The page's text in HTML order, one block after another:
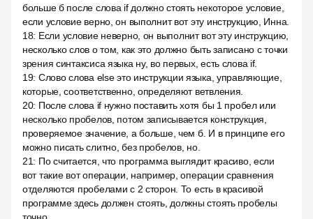
больше б после слова if должно стоять некоторое условие,
если условие верно, он выполнит вот эту инструкцию, Инна.
18: Если условие неверно, он выполнит вот эту инструкцию,
несколько слов о том, как это должно быть записано с точки
зрения синтаксиса языка ну, во первых, есть слова if.
19: Слово слова else это инструкции языка, управляющие,
которые, соответственно, определяют ветвления.
20: После слова if нужно поставить хотя бы 1 пробел или
несколько пробелов, потом записывается конструкция,
проверяемое значение, а больше, чем б. И в принципе его
можно писать слитно, без пробелов, но.
21: По считается, что программа выглядит красиво, если
вот такие вот операции, например, операции сравнения
отделяются пробелами с 2 сторон. То есть в красивой
программе здесь должен стоять, должны стоять пробелы